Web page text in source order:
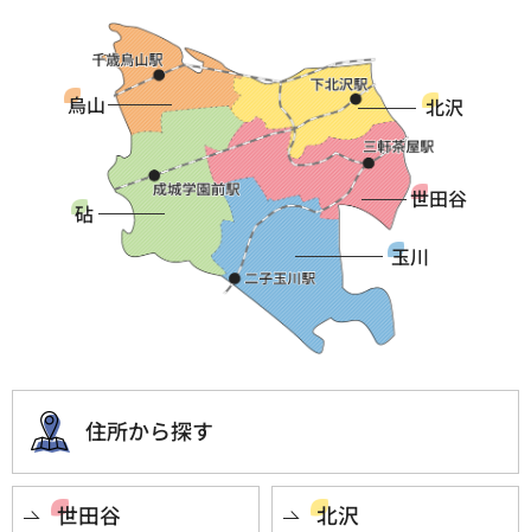
世田谷
北沢
玉川
砧
烏山
住所から探す
世田谷 北沢